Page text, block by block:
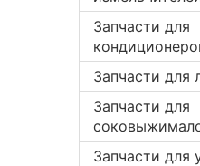
Запчасти для
Запчасти для
Запчасти для
Запчасти для